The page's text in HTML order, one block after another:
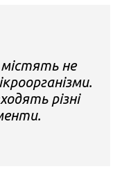
не
різні